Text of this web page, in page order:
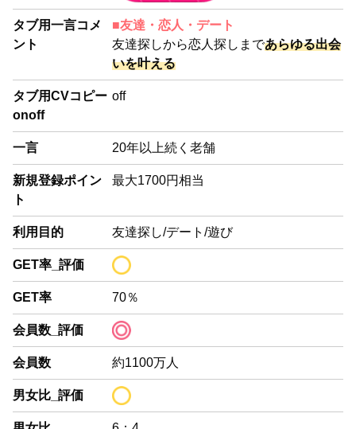
タブ用一言コメ
ント
■友達・恋人・デート
友達探しから恋人探しまであらゆる出会
いを叶える
タブ用CVコピー
onoff
off
一言 20年以上続く老舗
新規登録ポイン
ト
最大1700円相当
利用目的 友達探し/デート/遊び
GET率_評価
GET率 70％
会員数_評価
会員数 約1100万人
男女比_評価